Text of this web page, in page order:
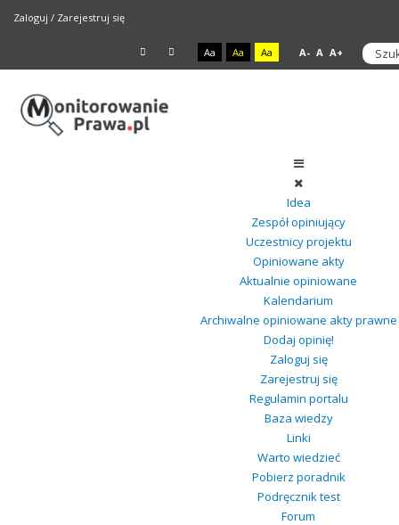
Zaloguj / Zarejestruj się
Aa Aa Aa A- A A+
Idea
Zespół opiniujący
Uczestnicy projektu
Opiniowane akty
Aktualnie opiniowane
Kalendarium
Archiwalne opiniowane akty prawne
Dodaj opinię!
Zaloguj się
Zarejestruj się
Regulamin portalu
Baza wiedzy
Linki
Warto wiedzieć
Pobierz poradnik
Podręcznik test
Forum